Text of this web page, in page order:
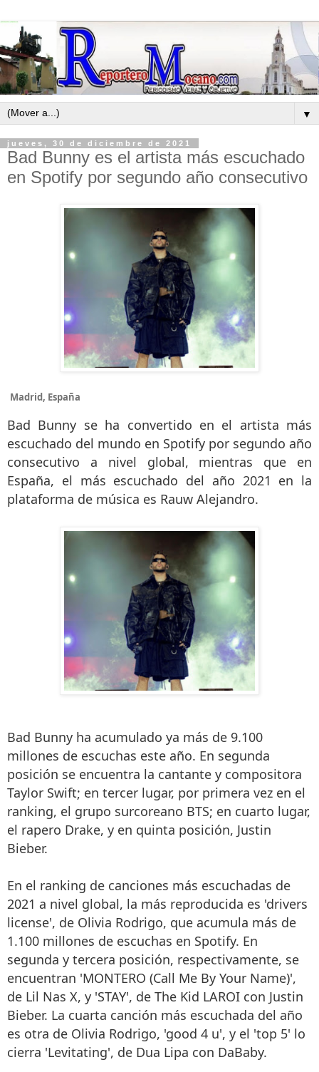
▼
jueves, 30 de diciembre de 2021
Bad Bunny es el artista más escuchado
en Spotify por segundo año consecutivo
Madrid, España
Bad Bunny se ha convertido en el artista más
escuchado del mundo en Spotify por segundo año
consecutivo a nivel global, mientras que en
España, el más escuchado del año 2021 en la
plataforma de música es Rauw Alejandro.
Bad Bunny ha acumulado ya más de 9.100
millones de escuchas este año. En segunda
posición se encuentra la cantante y compositora
Taylor Swift; en tercer lugar, por primera vez en el
ranking, el grupo surcoreano BTS; en cuarto lugar,
el rapero Drake, y en quinta posición, Justin
Bieber.
En el ranking de canciones más escuchadas de
2021 a nivel global, la más reproducida es 'drivers
license', de Olivia Rodrigo, que acumula más de
1.100 millones de escuchas en Spotify. En
segunda y tercera posición, respectivamente, se
encuentran 'MONTERO (Call Me By Your Name)',
de Lil Nas X, y 'STAY', de The Kid LAROI con Justin
Bieber. La cuarta canción más escuchada del año
es otra de Olivia Rodrigo, 'good 4 u', y el 'top 5' lo
cierra 'Levitating', de Dua Lipa con DaBaby.